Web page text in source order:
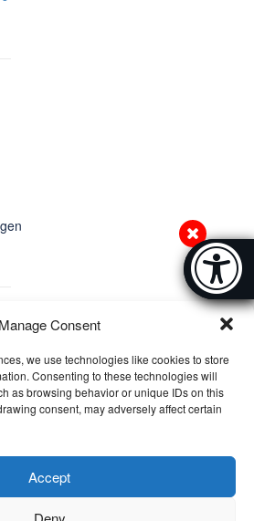
Manage Consent
we use technologies like cookies to store
Consenting to these technologies will
as browsing behavior or unique IDs on this
consent, may adversely affect certain
Accept